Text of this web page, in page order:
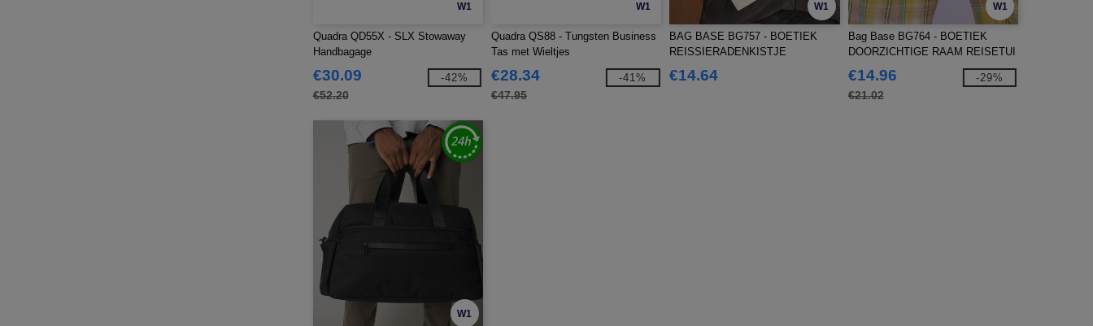
W1
Quadra QD55X - SLX Stowaway
Handbagage
€30.09
€52.20
-42%
W1
Quadra QS88 - Tungsten Business
Tas met Wieltjes
€28.34
€47.95
-41%
W1
BAG BASE BG757 - BOETIEK
REISSIERADENKISTJE
€14.64
W1
Bag Base BG764 - BOETIEK
DOORZICHTIGE RAAM REISETUI
€14.96
€21.02
-29%
W1